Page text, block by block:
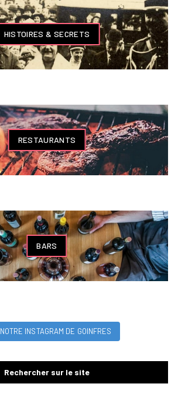
HISTOIRES & SECRETS
RESTAURANTS
BARS
NOTRE INSTAGRAM DE GOINFRES
Rechercher sur le site